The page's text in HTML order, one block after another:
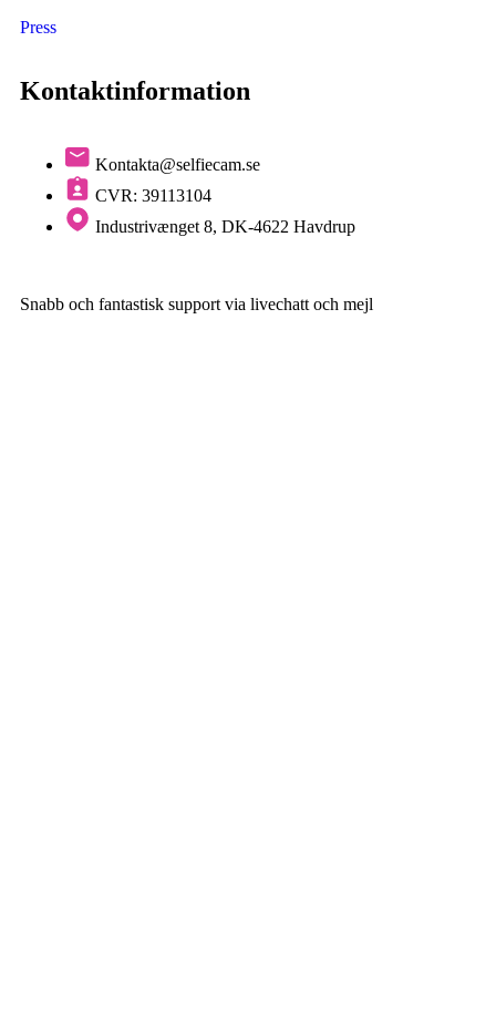
Press
Kontaktinformation
Kontakta@selfiecam.se
CVR: 39113104
Industrivænget 8, DK-4622 Havdrup
Snabb och fantastisk support via livechatt och mejl